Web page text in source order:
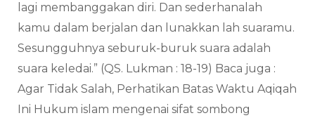
lagi membanggakan diri. Dan sederhanalah
kamu dalam berjalan dan lunakkan lah suaramu.
Sesungguhnya seburuk-buruk suara adalah
suara keledai.” (QS. Lukman : 18-19) Baca juga :
Agar Tidak Salah, Perhatikan Batas Waktu Aqiqah
Ini Hukum islam mengenai sifat sombong